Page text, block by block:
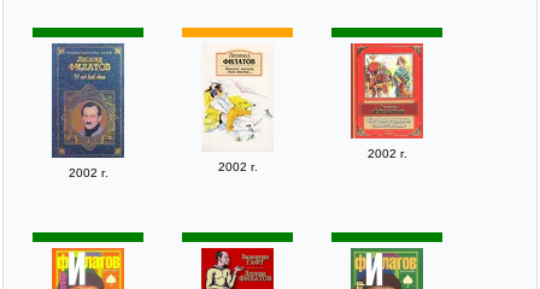
2002 г. 2002 г.
2002 г.